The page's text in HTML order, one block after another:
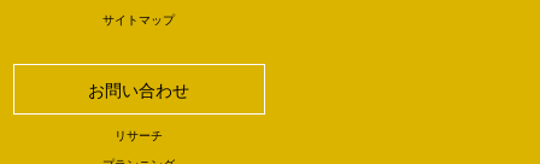
サイトマップ
お問い合わせ
リサーチ